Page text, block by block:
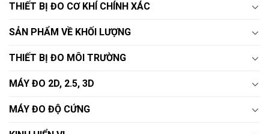
THIẾT BỊ ĐO CƠ KHÍ CHÍNH XÁC
SẢN PHẨM VỀ KHỐI LƯỢNG
THIẾT BỊ ĐO MÔI TRƯỜNG
MÁY ĐO 2D, 2.5, 3D
MÁY ĐO ĐỘ CỨNG